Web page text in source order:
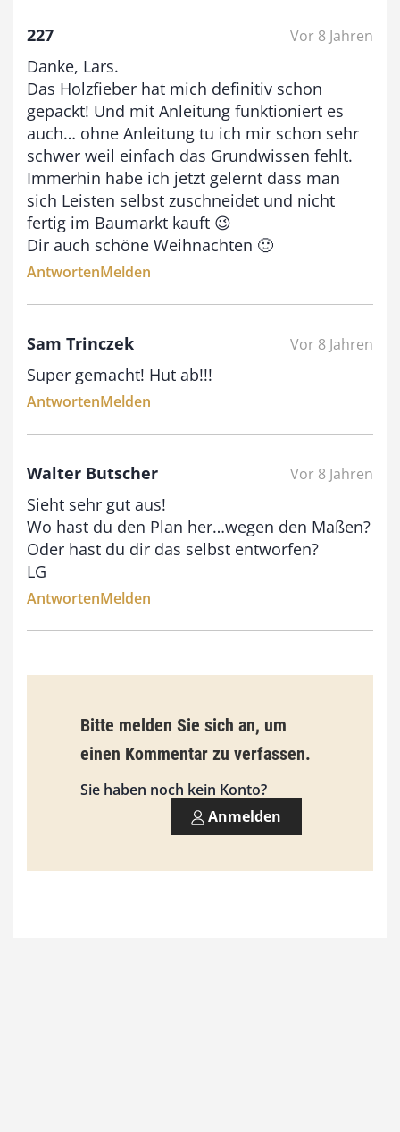
227 Vor 8 Jahren
Danke, Lars.
Das Holzfieber hat mich definitiv schon
gepackt! Und mit Anleitung funktioniert es
auch… ohne Anleitung tu ich mir schon sehr
schwer weil einfach das Grundwissen fehlt.
Immerhin habe ich jetzt gelernt dass man
sich Leisten selbst zuschneidet und nicht
fertig im Baumarkt kauft 😉
Dir auch schöne Weihnachten 🙂
AntwortenMelden
Sam Trinczek Vor 8 Jahren
Super gemacht! Hut ab!!!
AntwortenMelden
Walter Butscher Vor 8 Jahren
Sieht sehr gut aus!
Wo hast du den Plan her…wegen den Maßen?
Oder hast du dir das selbst entworfen?
LG
AntwortenMelden
Bitte melden Sie sich an, um
einen Kommentar zu verfassen.
Sie haben noch kein Konto?
Anmelden